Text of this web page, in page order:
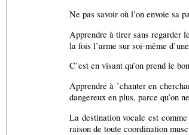
Ne pas savoir où l’on envoie sa
Apprendre à tirer sans regarder
la fois l’arme sur soi-même
C’est en visant qu’on prend le
Apprendre à ’chanter en
dangereux en plus, parce qu’on
La destination vocale est
raison de toute coordination